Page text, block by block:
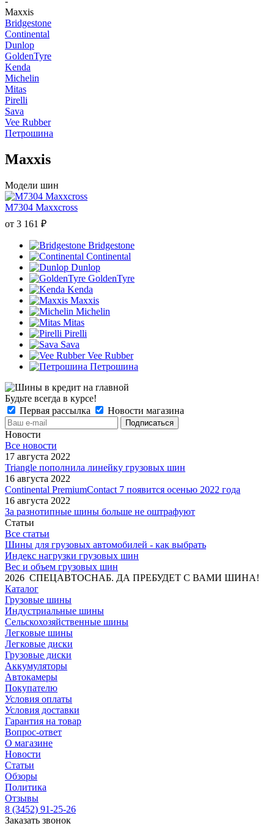
Maxxis
Bridgestone
Continental
Dunlop
GoldenTyre
Kenda
Michelin
Mitas
Pirelli
Sava
Vee Rubber
Петрошина
Maxxis
Модели шин
M7304 Maxxcross
от 3 161 ₽
Bridgestone
Continental
Dunlop
GoldenTyre
Kenda
Maxxis
Michelin
Mitas
Pirelli
Sava
Vee Rubber
Петрошина
Будьте всегда в курсе!
Первая рассылка
Новости магазина
Новости
Все новости
17 августа 2022
Triangle пополнила линейку грузовых шин
16 августа 2022
Continental PremiumContact 7 появится осенью 2022 года
16 августа 2022
За разнотипные шины больше не оштрафуют
Статьи
Все статьи
Шины для грузовых автомобилей - как выбрать
Индекс нагрузки грузовых шин
Вес и объем грузовых шин
2026 СПЕЦАВТОСНАБ. ДА ПРЕБУДЕТ С ВАМИ ШИНА!
Каталог
Грузовые шины
Индустриальные шины
Сельскохозяйственные шины
Легковые шины
Легковые диски
Грузовые диски
Аккумуляторы
Автокамеры
Покупателю
Условия оплаты
Условия доставки
Гарантия на товар
Вопрос-ответ
О магазине
Новости
Статьи
Обзоры
Политика
Отзывы
8 (3452) 91-25-26
Заказать звонок